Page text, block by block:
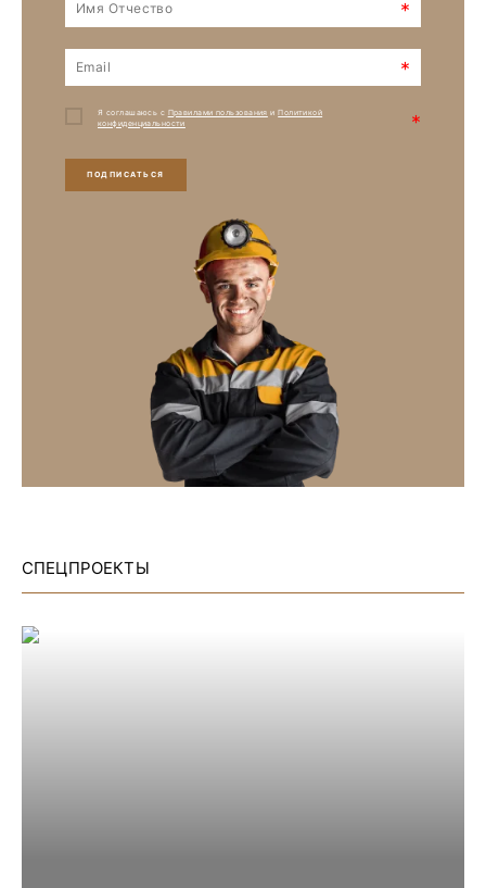
*
*
Я соглашаюсь с Правилами пользования иПолитикой
конфиденциальности
*
ПОДПИСАТЬСЯ
СПЕЦПРОЕКТЫ